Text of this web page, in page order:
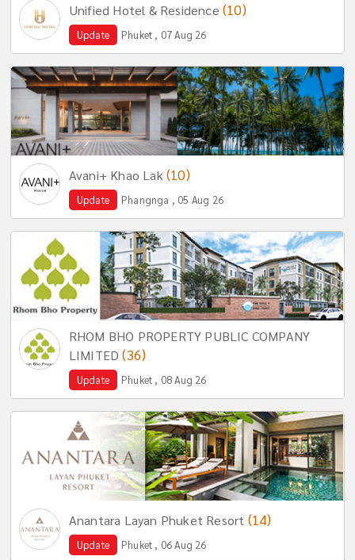
Unified Hotel & Residence (10)
Update Phuket , 07 Aug 26
Avani+ Khao Lak (10)
Update Phangnga , 05 Aug 26
RHOM BHO PROPERTY PUBLIC COMPANY
LIMITED(36)
Update Phuket , 08 Aug 26
Anantara Layan Phuket Resort (14)
Update Phuket , 06 Aug 26